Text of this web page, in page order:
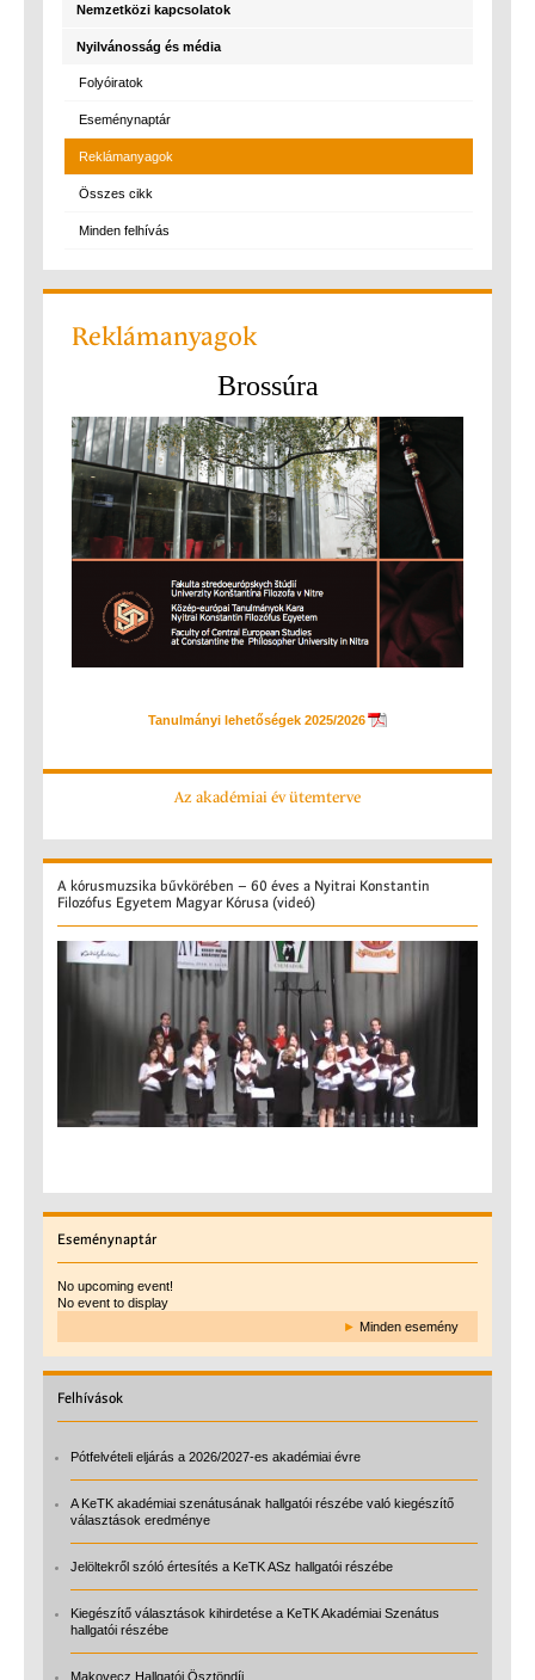
Nemzetközi kapcsolatok
Nyilvánosság és média
Folyóiratok
Eseménynaptár
Reklámanyagok
Összes cikk
Minden felhívás
Reklámanyagok
Brossúra
Tanulmányi lehetőségek 2025/2026
Az akadémiai év ütemterve
A kórusmuzsika bűvkörében – 60 éves a Nyitrai Konstantin
Filozófus Egyetem Magyar Kórusa (videó)
Eseménynaptár
No upcoming event!
No event to display
► Minden esemény
Felhívások
Pótfelvételi eljárás a 2026/2027-es akadémiai évre
A KeTK akadémiai szenátusának hallgatói részébe való kiegészítő
választások eredménye
Jelöltekről szóló értesítés a KeTK ASz hallgatói részébe
Kiegészítő választások kihirdetése a KeTK Akadémiai Szenátus
hallgatói részébe
Makovecz Hallgatói Ösztöndíj